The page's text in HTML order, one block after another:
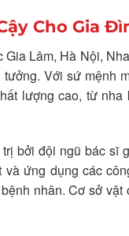
Cho Gia
Lâm, Hà Nội,
Với sứ mệnh
lượng cao, từ
bởi đội ngũ bác sĩ
ứng dụng các
nhân. Cơ sở vật